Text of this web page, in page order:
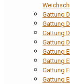
Gattung
Gattung
Gattung
Gattung
Gattung
Gattung
Gattung
Gattung